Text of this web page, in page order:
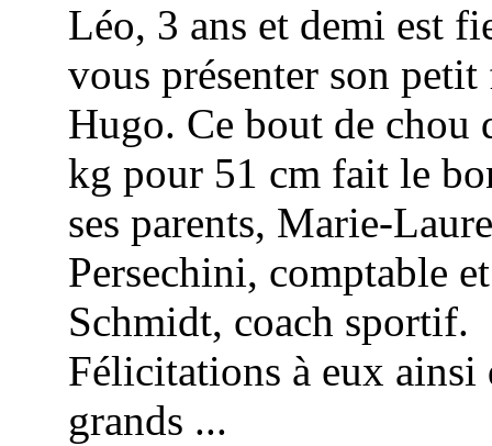
Léo, 3 ans et demi est
vous présenter son petit
Hugo. Ce bout de chou
kg pour 51 cm fait le
ses parents, Marie-
Persechini, comptable
Schmidt, coach sportif.
Félicitations à eux ainsi
grands ...